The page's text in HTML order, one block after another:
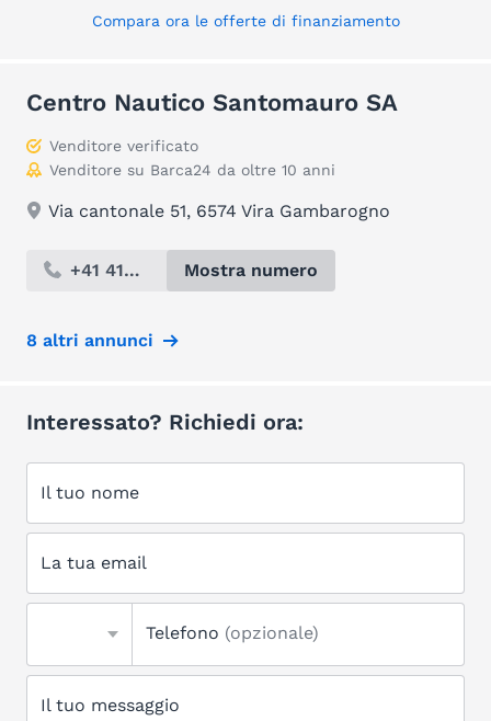
Compara ora le offerte di finanziamento
Centro Nautico Santomauro SA
Venditore verificato
Venditore su Barca24 da oltre 10 anni
Via cantonale 51, 6574 Vira Gambarogno
+41 419... Mostra numero
8 altri annunci
Interessato? Richiedi ora:
Il tuo nome
La tua email
Telefono (opzionale)
Il tuo messaggio